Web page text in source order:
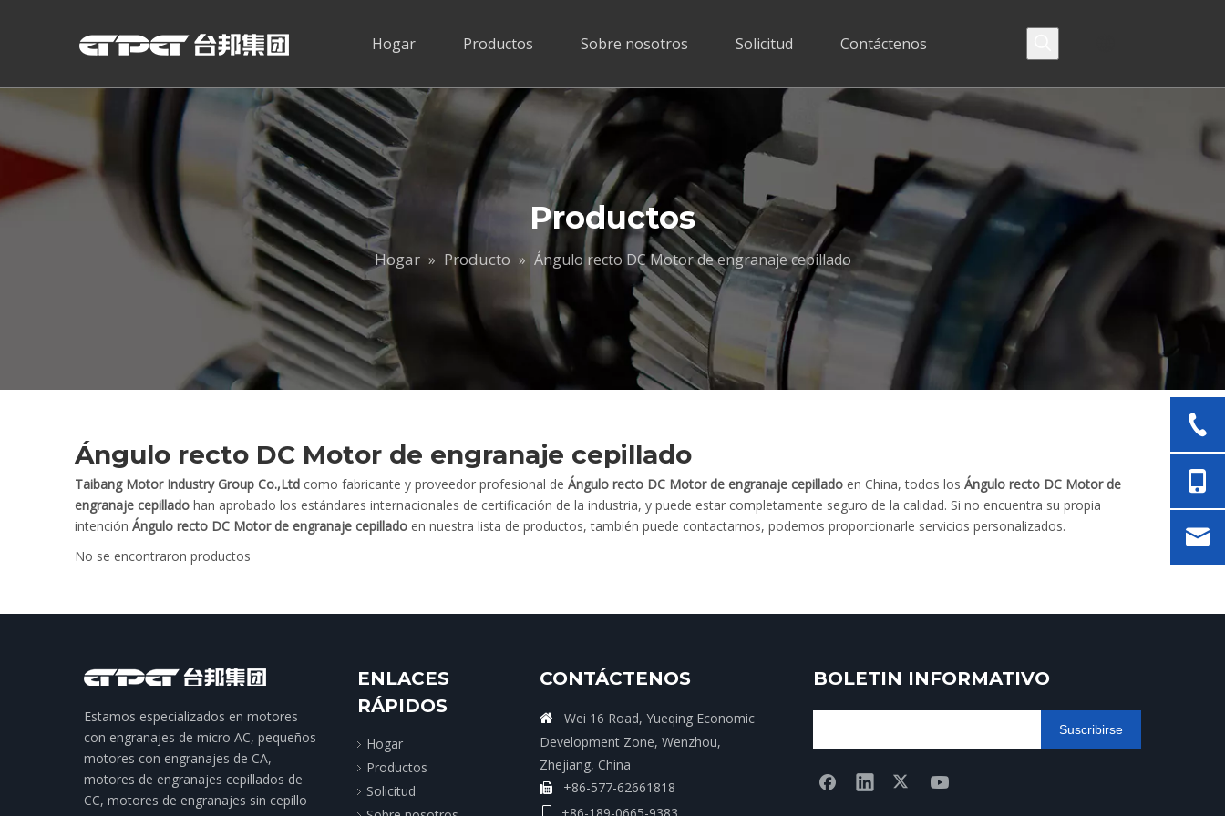
Hogar Productos Sobre nosotros Solicitud Contáctenos
Productos
Hogar » Producto » Ángulo recto DC Motor de engranaje cepillado
Ángulo recto DC Motor de engranaje cepillado
Taibang Motor Industry Group Co.,Ltd como fabricante y proveedor profesional de Ángulo recto DC Motor de engranaje cepillado en China, todos los Ángulo recto DC Motor de
engranaje cepillado han aprobado los estándares internacionales de certificación de la industria, y puede estar completamente seguro de la calidad. Si no encuentra su propia
intención Ángulo recto DC Motor de engranaje cepillado en nuestra lista de productos, también puede contactarnos, podemos proporcionarle servicios personalizados.
No se encontraron productos
Estamos especializados en motores
con engranajes de micro AC, pequeños
motores con engranajes de CA,
motores de engranajes cepillados de
CC, motores de engranajes sin cepillo
ENLACES
RÁPIDOS
Hogar
Productos
Solicitud
CONTÁCTENOS
 Wei 16 Road, Yueqing Economic
Development Zone, Wenzhou,
Zhejiang, China
 +86-577-62661818
BOLETIN INFORMATIVO
Suscribirse